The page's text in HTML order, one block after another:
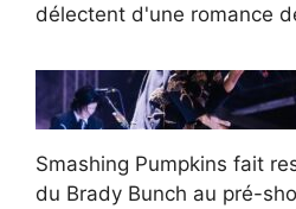
délectent d'une romance
Smashing Pumpkins fait
du Brady Bunch au pré-